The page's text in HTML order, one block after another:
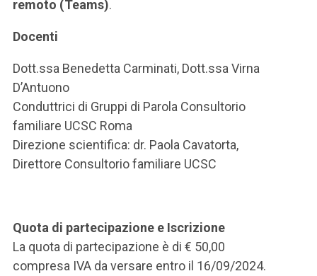
remoto (Teams).
Docenti
Dott.ssa Benedetta Carminati, Dott.ssa Virna
D’Antuono
Conduttrici di Gruppi di Parola Consultorio
familiare UCSC Roma
Direzione scientifica: dr. Paola Cavatorta,
Direttore Consultorio familiare UCSC
Quota di partecipazione e Iscrizione
La quota di partecipazione è di € 50,00
compresa IVA da versare entro il 16/09/2024.